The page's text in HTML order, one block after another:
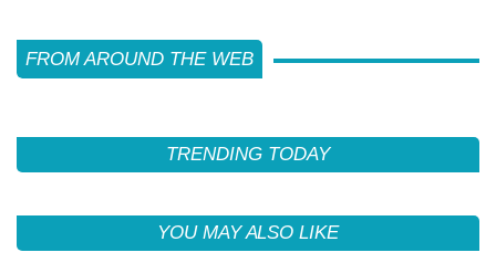
FROM AROUND THE WEB
TRENDING TODAY
YOU MAY ALSO LIKE